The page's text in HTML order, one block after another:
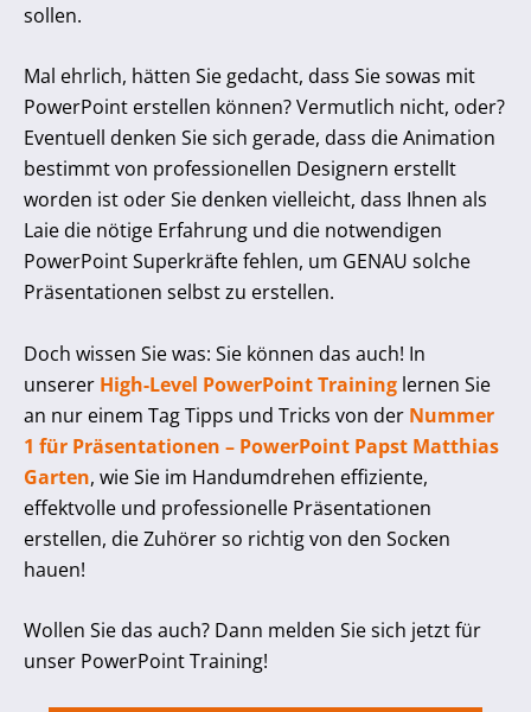
sollen.
Mal ehrlich, hätten Sie gedacht, dass Sie sowas mit
PowerPoint erstellen können? Vermutlich nicht, oder?
Eventuell denken Sie sich gerade, dass die Animation
bestimmt von professionellen Designern erstellt
worden ist oder Sie denken vielleicht, dass Ihnen als
Laie die nötige Erfahrung und die notwendigen
PowerPoint Superkräfte fehlen, um GENAU solche
Präsentationen selbst zu erstellen.
Doch wissen Sie was: Sie können das auch! In
unserer High-Level PowerPoint Training lernen Sie
an nur einem Tag Tipps und Tricks von der Nummer
1 für Präsentationen – PowerPoint Papst Matthias
Garten, wie Sie im Handumdrehen effiziente,
effektvolle und professionelle Präsentationen
erstellen, die Zuhörer so richtig von den Socken
hauen!
Wollen Sie das auch? Dann melden Sie sich jetzt für
unser PowerPoint Training!